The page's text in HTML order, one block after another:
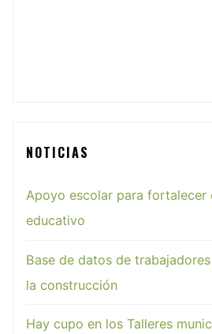
NOTICIAS
Apoyo escolar para fortalecer
educativo
Base de datos de
la construcción
Hay cupo en los Talleres